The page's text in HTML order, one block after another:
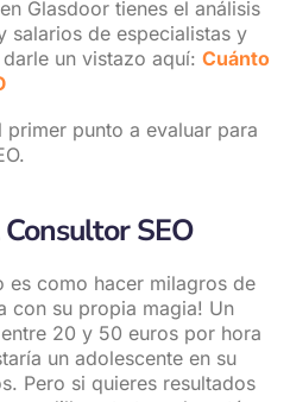
Glasdoor tienes el análisis
salarios de especialistas y
un vistazo aquí: Cuánto
punto a evaluar para
SEO
es como hacer milagros de
con su propia magia! Un
20 y 50 euros por hora
un adolescente en su
Pero si quieres resultados